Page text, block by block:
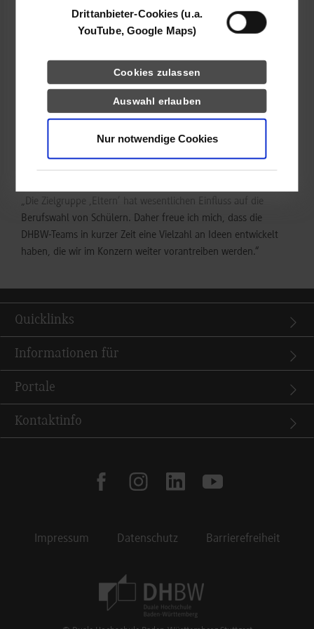
Drittanbieter-Cookies (u.a.
YouTube, Google Maps)
Cookies zulassen
Auswahl erlauben
Nur notwendige Cookies
(ausgezeichnet mit der „Besten Karrierewebseite 2014“) wurde
ein Bündel an Konzeptvorschlägen wie zum Beispiel die
Deutschen Bahn, die Entwicklung eines Profiler-Tests mit
Berufsempfehlung für das Kind oder gezieltes
Personalmarketing für ausländische Eltern in der
Landessprache erarbeitet und präsentiert.
Zentrale, ist als Projekt-Auftraggeber und Alumnus von BWL-
„Die Zielgruppe ‚Eltern’ hat wesentlichen Einfluss auf die
Berufswahl von Schülern. Daher freue ich mich, dass die
DHBW-Teams in kurzer Zeit eine Vielzahl an Ideen entwickelt
haben, die wir im Konzern weiter vorantreiben werden.“
Quicklinks
Informationen für
Portale
Kontaktinfo
facebookinstagramlinkedinyoutube
Impressum Datenschutz Barrierefreiheit